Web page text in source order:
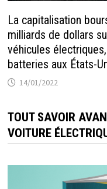
La capitalisation
milliards de dollars
véhicules
batteries aux États-
14/01/2022
TOUT SAVOIR
VOITURE